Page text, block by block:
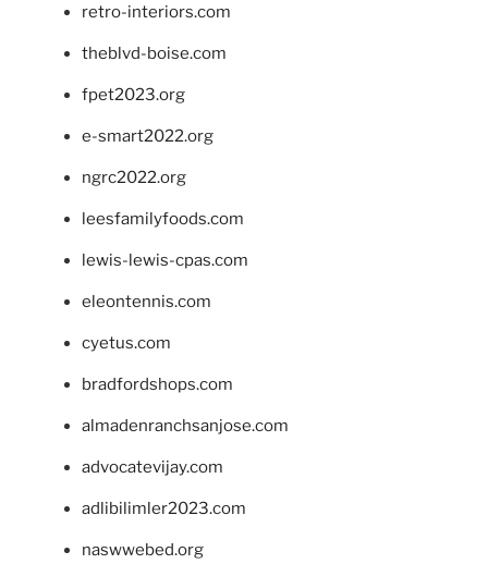
retro-interiors.com
theblvd-boise.com
fpet2023.org
e-smart2022.org
ngrc2022.org
leesfamilyfoods.com
lewis-lewis-cpas.com
eleontennis.com
cyetus.com
bradfordshops.com
almadenranchsanjose.com
advocatevijay.com
adlibilimler2023.com
naswwebed.org